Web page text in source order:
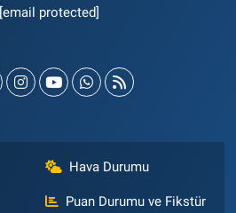
[email protected]
Hava Durumu
Puan Durumu ve Fikstür